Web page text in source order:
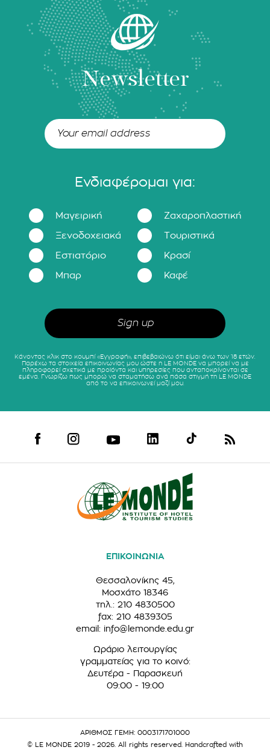
Newsletter
Ενδιαφέρομαι για:
Μαγειρική Ζαχαροπλαστική
Ξενοδοχειακά Τουριστικά
Εστιατόριο Κρασί
Μπαρ Καφέ
Κάνοντας κλικ στο κουμπί «Εγγραφή», επιβεβαιώνω ότι είμαι άνω των 18 ετών.
Παρέχω τα στοιχεία επικοινωνίας μου ώστε η LE MONDE να μπορεί να με
πληροφορεί σχετικά με προϊόντα και υπηρεσίες που ανταποκρίνονται σε
εμένα. Γνωρίζω πως μπορώ να σταματήσω ανά πάσα στιγμή τη LE MONDE
από το να επικοινωνεί μαζί μου.
ΕΠΙΚΟΙΝΩΝΙΑ
Θεσσαλονίκης 45,
Μοσχάτο 18346
τηλ.: 210 4830500
fax: 210 4839305
email: info@lemonde.edu.gr
Ωράριο λειτουργίας
γραμματείας για το κοινό:
Δευτέρα - Παρασκευή
09:00 - 19:00
ΑΡΙΘΜΟΣ ΓΕΜΗ: 0003171701000
© LE MONDE 2019 - 2026. All rights reserved. Handcrafted with